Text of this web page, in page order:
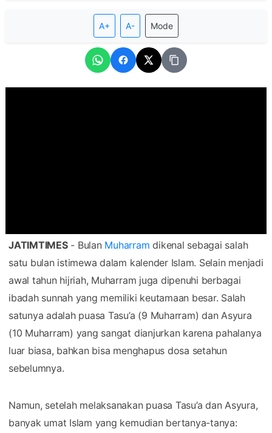
A+ A- Mode
JATIMTIMES- Bulan Muharram dikenal sebagai salah
satu bulan istimewa dalam kalender Islam. Selain menjadi
awal tahun hijriah, Muharram juga dipenuhi berbagai
ibadah sunnah yang memiliki keutamaan besar. Salah
satunya adalah puasa Tasu’a (9 Muharram) dan Asyura
(10 Muharram) yang sangat dianjurkan karena pahalanya
luar biasa, bahkan bisa menghapus dosa setahun
sebelumnya.
Namun, setelah melaksanakan puasa Tasu’a dan Asyura,
banyak umat Islam yang kemudian bertanya-tanya: